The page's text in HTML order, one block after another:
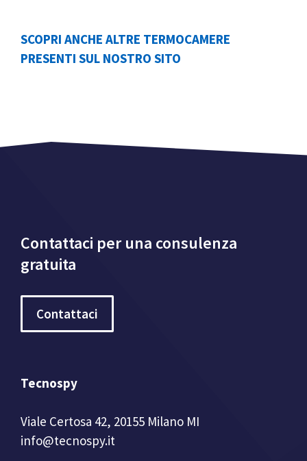
SCOPRI ANCHE ALTRE TERMOCAMERE
PRESENTI SUL NOSTRO SITO
Contattaci per una consulenza
gratuita
Contattaci
Tecnospy
Viale Certosa 42, 20155 Milano MI
info@tecnospy.it